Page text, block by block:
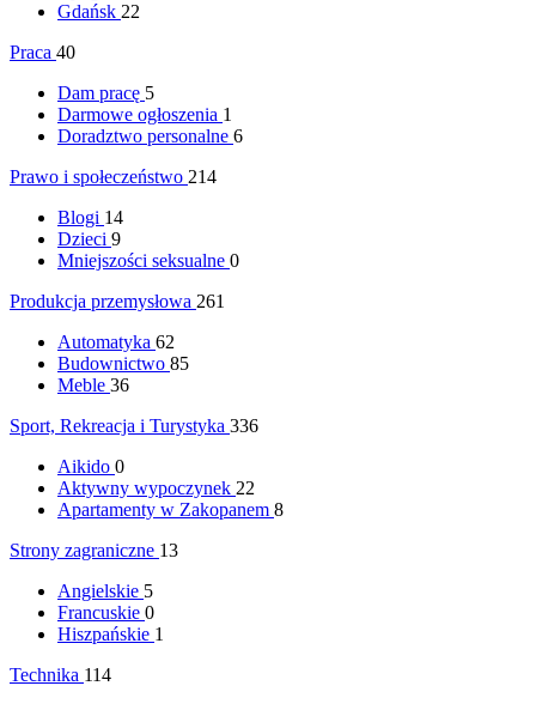
Gdańsk 22
Praca 40
Dam pracę 5
Darmowe ogłoszenia 1
Doradztwo personalne 6
Prawo i społeczeństwo 214
Blogi 14
Dzieci 9
Mniejszości seksualne 0
Produkcja przemysłowa 261
Automatyka 62
Budownictwo 85
Meble 36
Sport, Rekreacja i Turystyka 336
Aikido 0
Aktywny wypoczynek 22
Apartamenty w Zakopanem 8
Strony zagraniczne 13
Angielskie 5
Francuskie 0
Hiszpańskie 1
Technika 114